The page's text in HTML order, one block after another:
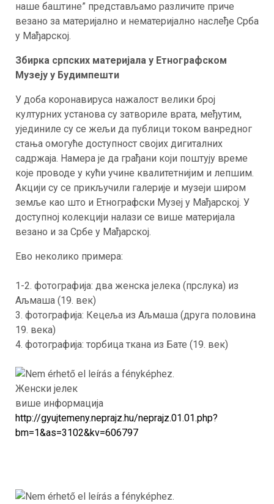
наше баштине” представљамо различите приче
везано за материјално и нематеријално наслеђе Срба
у Мађарској.
Збирка српских материјала у Етнографском
Музеју у Будимпешти
У доба коронавируса нажалост велики број
културних установа су затвориле врата, међутим,
ујединиле су се жељи да публици током ванредног
стања омогуће доступност својих дигиталних
садржаја. Намера је да грађани који поштују време
које проводе у кући учине квалитетнијим и лепшим.
Акцији су се прикључили галерије и музеји широм
земље као што и Етнографски Музеј у Мађарској. У
доступној колекцији налази се више материјала
везано и за Србе у Мађарској.
Ево неколико примера:
1-2. фотографија: два женска јелека (прслука) из
Аљмаша (19. век)
3. фотографија: Кецеља из Аљмаша (друга половина
19. века)
4. фотографија: торбица ткана из Бате (19. век)
Женски јелек
више информација
http://gyujtemeny.neprajz.hu/neprajz.01.01.php?
bm=1&as=3102&kv=606797